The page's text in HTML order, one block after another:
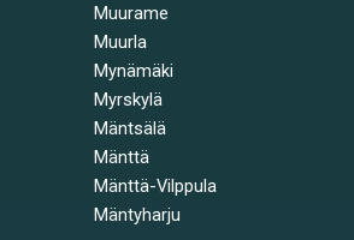
Muurame
Muurla
Mynämäki
Myrskylä
Mäntsälä
Mänttä
Mänttä-Vilppula
Mäntyharju